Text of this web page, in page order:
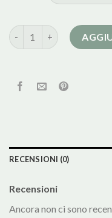
cappotto donna verde
RECENSIONI (0)
Recensioni
Ancora non ci sono